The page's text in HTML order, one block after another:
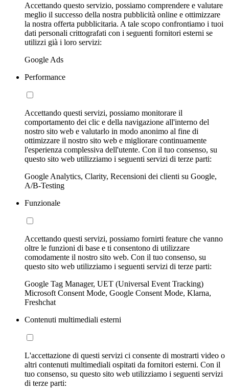
Accettando questo servizio, possiamo comprendere e valutare
meglio il successo della nostra pubblicità online e ottimizzare
la nostra offerta pubblicitaria. A tale scopo confrontiamo i tuoi
dati personali crittografati con i seguenti fornitori esterni se
utilizzi già i loro servizi:
Google Ads
Performance
Accettando questi servizi, possiamo monitorare il
comportamento dei clic e della navigazione all'interno del
nostro sito web e valutarlo in modo anonimo al fine di
ottimizzare il nostro sito web e migliorare continuamente
l'esperienza complessiva dell'utente. Con il tuo consenso, su
questo sito web utilizziamo i seguenti servizi di terze parti:
Google Analytics, Clarity, Recensioni dei clienti su Google,
A/B-Testing
Funzionale
Accettando questi servizi, possiamo fornirti feature che vanno
oltre le funzioni di base e ti consentono di utilizzare
comodamente il nostro sito web. Con il tuo consenso, su
questo sito web utilizziamo i seguenti servizi di terze parti:
Google Tag Manager, UET (Universal Event Tracking)
Microsoft Consent Mode, Google Consent Mode, Klarna,
Freshchat
Contenuti multimediali esterni
L'accettazione di questi servizi ci consente di mostrarti video o
altri contenuti multimediali ospitati da fornitori esterni. Con il
tuo consenso, su questo sito web utilizziamo i seguenti servizi
di terze parti: